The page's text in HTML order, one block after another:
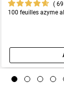
69
100 feuilles azyme